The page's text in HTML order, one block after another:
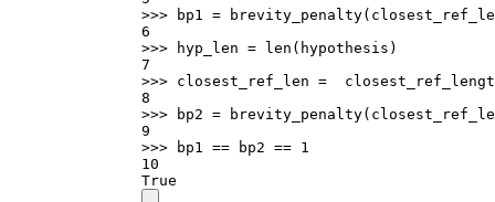
>>> bp1 =
6
>>> hyp_len = len(hypothesis)
7
>>> closest_ref_len =
8
>>> bp2 =
9
>>> bp1 == bp2 == 1
10
True